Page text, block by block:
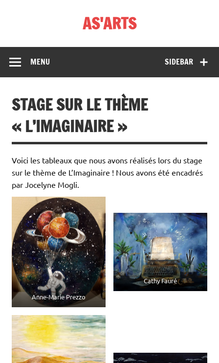
AS'ARTS
SIDEBAR
MENU
STAGE SUR LE THÈME
« L’IMAGINAIRE »
Voici les tableaux que nous avons réalisés lors du stage
sur le thème de L’Imaginaire ! Nous avons été encadrés
par Jocelyne Mogli.
Anne-Marie Prezzo
Cathy Fauré